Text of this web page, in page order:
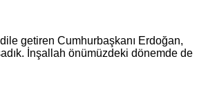
getiren Cumhurbaşkanı Erdoğan,
İnşallah önümüzdeki dönemde de